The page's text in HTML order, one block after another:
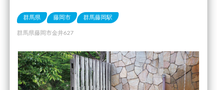
群馬県 藤岡市 群馬藤岡駅
群馬県藤岡市金井627